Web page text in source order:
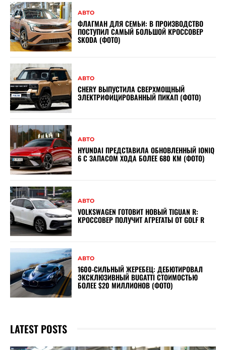
АВТО
ФЛАГМАН ДЛЯ СЕМЬИ: В ПРОИЗВОДСТВО
ПОСТУПИЛ САМЫЙ БОЛЬШОЙ КРОССОВЕР
SKODA (ФОТО)
АВТО
CHERY ВЫПУСТИЛА СВЕРХМОЩНЫЙ
ЭЛЕКТРИФИЦИРОВАННЫЙ ПИКАП (ФОТО)
АВТО
HYUNDAI ПРЕДСТАВИЛА ОБНОВЛЕННЫЙ IONIQ
6 С ЗАПАСОМ ХОДА БОЛЕЕ 680 КМ (ФОТО)
АВТО
VOLKSWAGEN ГОТОВИТ НОВЫЙ TIGUAN R:
КРОССОВЕР ПОЛУЧИТ АГРЕГАТЫ ОТ GOLF R
АВТО
1600-СИЛЬНЫЙ ЖЕРЕБЕЦ: ДЕБЮТИРОВАЛ
ЭКСКЛЮЗИВНЫЙ BUGATTI СТОИМОСТЬЮ
БОЛЕЕ $20 МИЛЛИОНОВ (ФОТО)
LATEST POSTS